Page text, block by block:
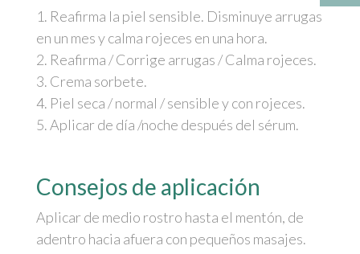
cantidad
1. Reafirma la piel sensible. Disminuye arrugas
en un mes y calma rojeces en una hora.
2. Reafirma / Corrige arrugas / Calma rojeces.
3. Crema sorbete.
4. Piel seca / normal / sensible y con rojeces.
5. Aplicar de día /noche después del sérum.
Consejos de aplicación
Aplicar de medio rostro hasta el mentón, de
adentro hacia afuera con pequeños masajes.